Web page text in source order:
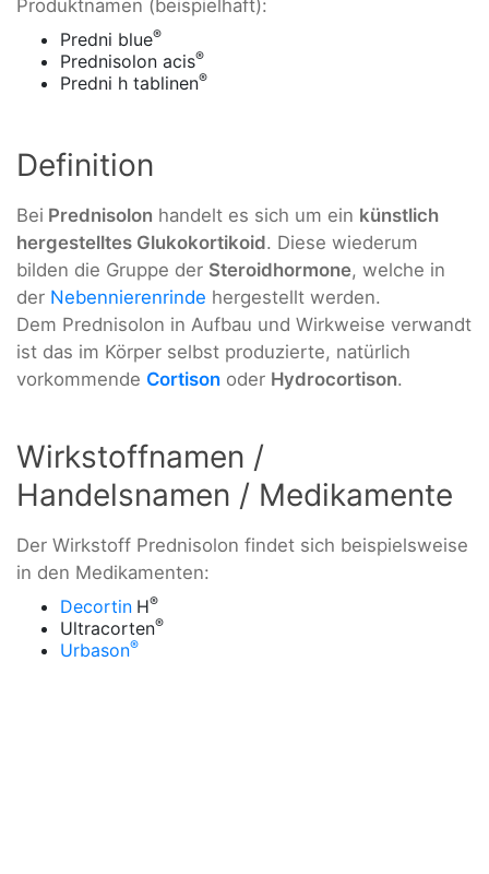
Produktnamen (beispielhaft):
Predni blue®
Prednisolon acis®
Predni h tablinen®
Definition
Bei Prednisolon handelt es sich um ein künstlich
hergestelltes Glukokortikoid. Diese wiederum
bilden die Gruppe der Steroidhormone, welche in
der Nebennierenrinde hergestellt werden.
Dem Prednisolon in Aufbau und Wirkweise verwandt
ist das im Körper selbst produzierte, natürlich
vorkommende Cortison oder Hydrocortison.
Wirkstoffnamen /
Handelsnamen / Medikamente
Der Wirkstoff Prednisolon findet sich beispielsweise
in den Medikamenten:
Decortin H®
Ultracorten®
Urbason®